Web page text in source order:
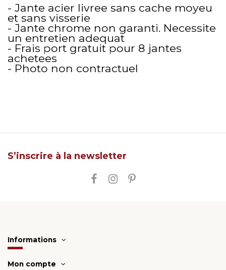
- Jante acier livree sans cache moyeu
et sans visserie
- Jante chrome non garanti. Necessite
un entretien adequat
- Frais port gratuit pour 8 jantes
achetees
- Photo non contractuel
S’inscrire à la newsletter
Informations
Mon compte